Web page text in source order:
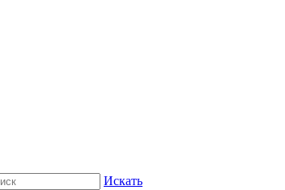
Искать